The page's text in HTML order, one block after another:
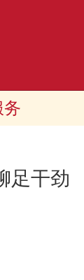
务
足干劲